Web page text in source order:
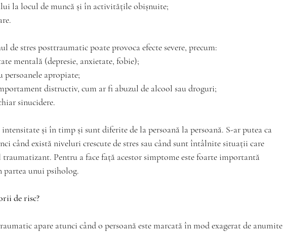
la locul de muncă și în activitățile obișnuite;
de stres posttraumatic poate provoca efecte severe, precum:
mentală (depresie, anxietate, fobie);
apropiate;
distructiv, cum ar fi abuzul de alcool sau droguri;
sinucidere.
și în timp și sunt diferite de la persoană la persoană. S-ar putea ca
când există niveluri crescute de stres sau când sunt întâlnite situații care
traumatizant. Pentru a face față acestor simptome este foarte importantă
unui psiholog.
de risc?
apare atunci când o persoană este marcată în mod exagerat de anumite